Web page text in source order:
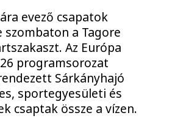
evező csapatok
a Tagore
Az Európa
programsorozat
Sárkányhajó
sportegyesületi és
csaptak össze a vízen.